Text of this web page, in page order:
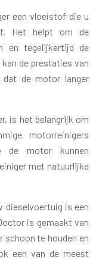
een vloeistof die u
Het helpt om de
en tegelijkertijd de
de prestaties van
dat de motor langer
is het belangrijk om
motorreinigers
de motor kunnen
met natuurlijke
dieselvoertuig is een
is gemaakt van
schoon te houden en
een van de meest